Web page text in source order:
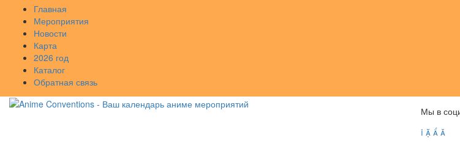
Главная
Мероприятия
Новости
Карта
2026 год
Каталог
Обратная связь
Мы в
   